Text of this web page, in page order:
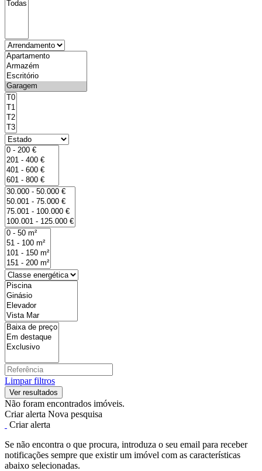
Limpar filtros
Não foram encontrados imóveis.
Criar alerta Nova pesquisa
Criar alerta
Se não encontra o que procura, introduza o seu email para receber
notificações sempre que existir um imóvel com as características
abaixo selecionadas.